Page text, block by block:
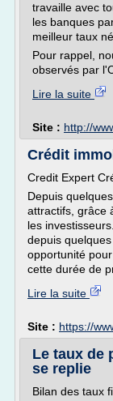
travaille avec
les banques
meilleur taux
Pour rappel,
observés par
Lire la suite
Site : http://
Crédit
Credit Expert
Depuis
attractifs, grâce
les
depuis
opportunité
cette durée de
Lire la suite
Site : https://
Le taux de
se replie
Bilan des taux